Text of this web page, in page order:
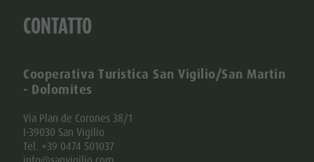
CONTATTO
Cooperativa Turistica San Vigilio/San Martin
- Dolomites
Via Plan de Corones 38/1
I-39030 San Vigilio
Tel. +39 0474 501037